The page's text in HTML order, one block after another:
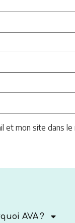
et mon site dans
AVA ?